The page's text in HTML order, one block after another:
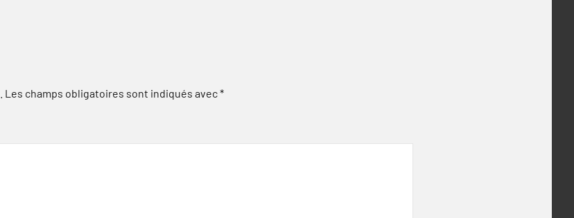
Les champs obligatoires sont indiqués avec*